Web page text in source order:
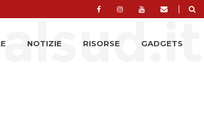
|
NOTIZIE RISORSE GADGETS